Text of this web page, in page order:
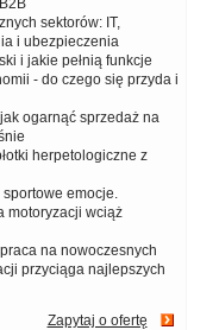
sektorów: IT,
i ubezpieczenia
i jakie pełnią funkcje
- do czego się przyda i
ogarnąć sprzedaż na
herpetologiczne z
emocje.
motoryzacji wciąż
na nowoczesnych
przyciąga najlepszych
Zapytaj o ofertę